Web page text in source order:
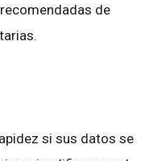
de
si sus datos se